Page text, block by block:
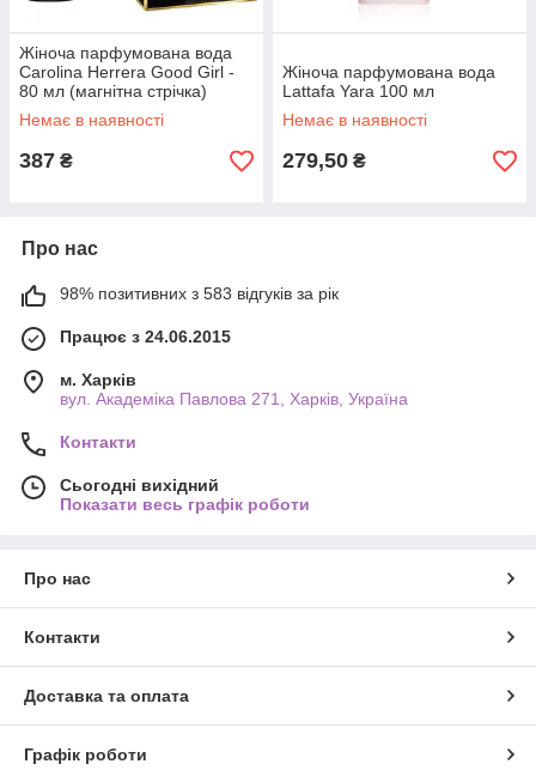
Жіноча парфумована вода
Carolina Herrera Good Girl -
80 мл (магнітна стрічка)
Немає в наявності
387 ₴
Жіноча парфумована вода
Lattafa Yara 100 мл
Немає в наявності
279,50 ₴
Про нас
98% позитивних з 583 відгуків за рік
Працює з 24.06.2015
м. Харків
вул. Академіка Павлова 271, Харків, Україна
Контакти
Сьогодні вихідний
Показати весь графік роботи
Про нас
Контакти
Доставка та оплата
Графік роботи